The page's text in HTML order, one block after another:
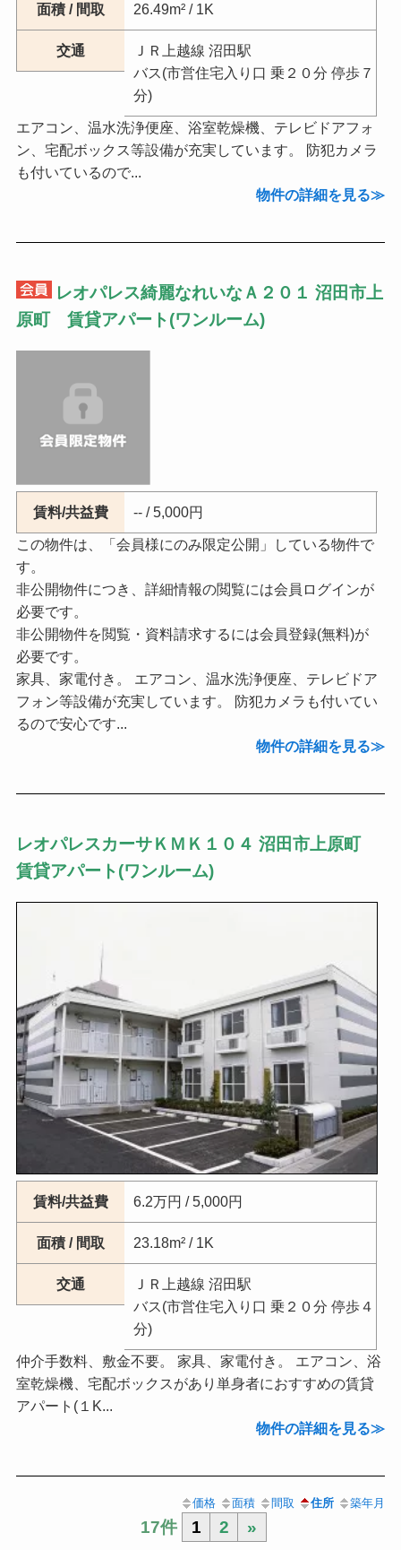
面積 / 間取 26.49m² / 1K
交通
ＪＲ上越線 沼田駅
バス(市営住宅入り口 乗２０分 停歩７
分)
エアコン、温水洗浄便座、浴室乾燥機、テレビドアフォ
ン、宅配ボックス等設備が充実しています。 防犯カメラ
も付いているので...
物件の詳細を見る
レオパレス綺麗なれいなＡ２０１ 沼田市上
原町 賃貸アパート(ワンルーム)
賃料/共益費
-- / 5,000円
この物件は、「会員様にのみ限定公開」している物件で
す。
非公開物件につき、詳細情報の閲覧には会員ログインが
必要です。
非公開物件を閲覧・資料請求するには会員登録(無料)が
必要です。
家具、家電付き。 エアコン、温水洗浄便座、テレビドア
フォン等設備が充実しています。 防犯カメラも付いてい
るので安心です...
物件の詳細を見る
レオパレスカーサＫＭＫ１０４ 沼田市上原町
賃貸アパート(ワンルーム)
賃料/共益費 6.2万円 / 5,000円
面積 / 間取 23.18m² / 1K
交通
ＪＲ上越線 沼田駅
バス(市営住宅入り口 乗２０分 停歩４
分)
仲介手数料、敷金不要。 家具、家電付き。 エアコン、浴
室乾燥機、宅配ボックスがあり単身者におすすめの賃貸
アパート(１K...
物件の詳細を見る
価格 面積 間取 住所 築年月
17件 1 2 »